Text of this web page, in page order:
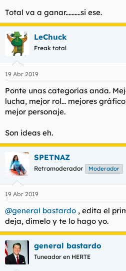
Total va a ganar..........si ese.
LeChuck
Freak total
19 Abr 2019
Ponte unas categorías anda.
lucha, mejor rol... mejores
mejor personaje.
Son ideas eh.
SPETNAZ
Retromoderador Moderador
19 Abr 2019
@general bastardo , edita el
deja, dímelo y te lo hago yo.
general bastardo
Tuneador en HERTE